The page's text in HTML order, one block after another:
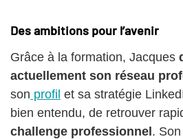
Des ambitions pour l’avenir
Grâce à la formation, Jacques
actuellement son réseau
son profil et sa stratégie
bien entendu, de retrouver
challenge professionnel.